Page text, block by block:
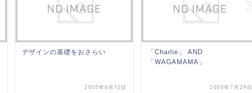
デザインの基礎をおさらい
2005年6月15日
「Charlie」 AND
「WAGAMAMA」
2005年7月29日